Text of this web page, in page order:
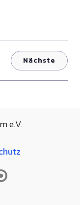
Nächste
e.V.